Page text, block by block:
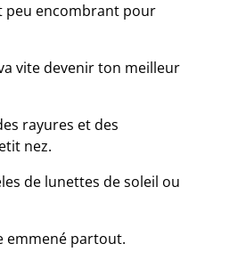
peu encombrant pour
vite devenir ton meilleur
rayures et des
nez.
de lunettes de soleil ou
emmené partout.